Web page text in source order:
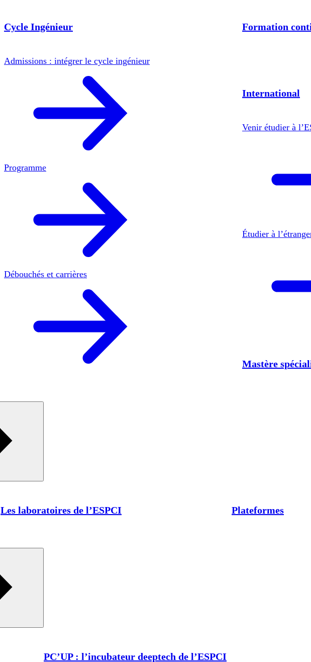
Cycle Ingénieur
Admissions : intégrer le cycle ingénieur
Programme
Débouchés et carrières
Formation
International
Venir étudier à
Étudier à
Mastère
Les laboratoires de l’ESPCI Plateformes
PC’UP : l’incubateur deeptech de l’ESPCI